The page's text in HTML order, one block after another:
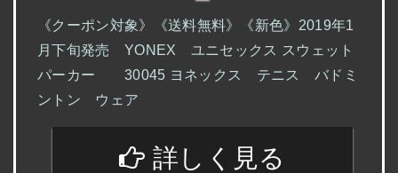
《クーポン対象》《送料無料》《新色》2019年1
月下旬発売 YONEX ユニセックス スウェット
パーカー 30045 ヨネックス テニス バドミ
ントン ウェア
詳しく見る